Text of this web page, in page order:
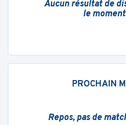
Aucun résultat de
le
PROCHAIN
Repos, pas de